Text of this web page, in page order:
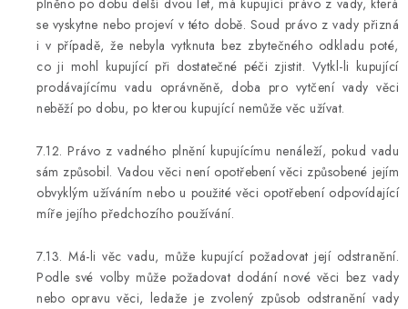
plněno po dobu delší dvou let, má kupující právo z vady, která
se vyskytne nebo projeví v této době. Soud právo z vady přizná
i v případě, že nebyla vytknuta bez zbytečného odkladu poté,
co ji mohl kupující při dostatečné péči zjistit. Vytkl-li kupující
prodávajícímu vadu oprávněně, doba pro vytčení vady věci
neběží po dobu, po kterou kupující nemůže věc užívat.
7.12. Právo z vadného plnění kupujícímu nenáleží, pokud vadu
sám způsobil. Vadou věci není opotřebení věci způsobené jejím
obvyklým užíváním nebo u použité věci opotřebení odpovídající
míře jejího předchozího používání.
7.13. Má-li věc vadu, může kupující požadovat její odstranění.
Podle své volby může požadovat dodání nové věci bez vady
nebo opravu věci, ledaže je zvolený způsob odstranění vady